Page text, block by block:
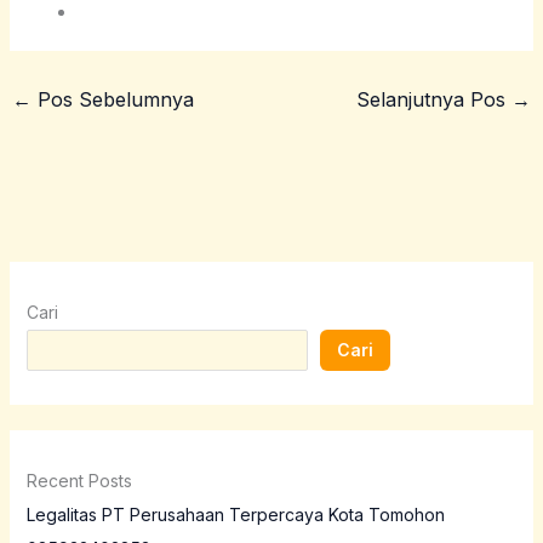
← Pos Sebelumnya Selanjutnya Pos →
Cari
Cari
Recent Posts
Legalitas PT Perusahaan Terpercaya Kota Tomohon